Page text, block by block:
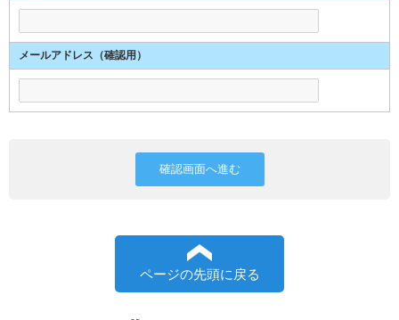
メールアドレス（確認用）
ページの先頭に戻る